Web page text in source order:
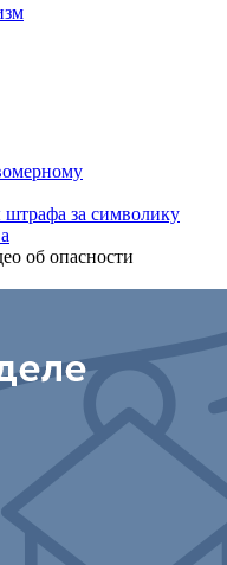
за символику
об опасности